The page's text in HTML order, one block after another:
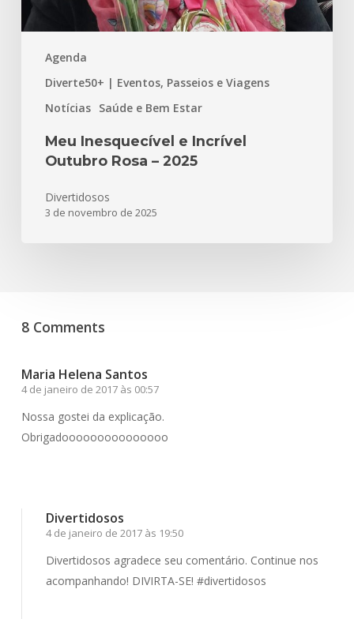
Agenda
Diverte50+ | Eventos, Passeios e Viagens
Notícias Saúde e Bem Estar
Meu Inesquecível e Incrível
Outubro Rosa – 2025
Divertidosos
3 de novembro de 2025
8 Comments
Maria Helena Santos
4 de janeiro de 2017 às 00:57
Nossa gostei da explicação.
Obrigadooooooooooooooo
Divertidosos
4 de janeiro de 2017 às 19:50
Divertidosos agradece seu comentário. Continue nos
acompanhando! DIVIRTA-SE! #divertidosos